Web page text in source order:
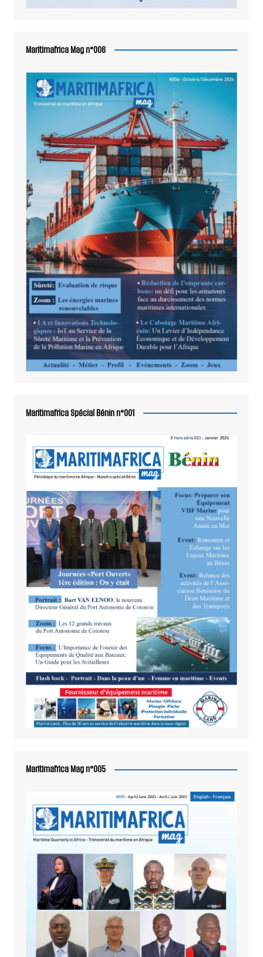
Maritimafrica Mag n°006
Maritimafrica Spécial Bénin n°001
Maritimafrica Mag n°005